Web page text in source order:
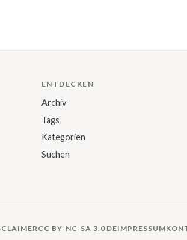
ENTDECKEN
Archiv
Tags
Kategorien
Suchen
CC BY-NC-SA 3.0 DEIMPRESSUM